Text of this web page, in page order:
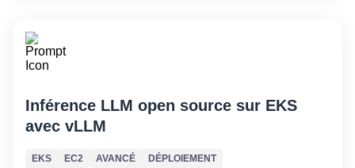
Inférence LLM open source sur EKS
avec vLLM
EKS EC2 AVANCÉ DÉPLOIEMENT